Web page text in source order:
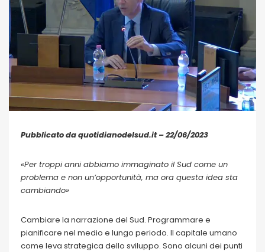
Pubblicato da quotidianodelsud.it – 22/06/2023
«Per troppi anni abbiamo immaginato il Sud come un
problema e non un’opportunità, ma ora questa idea sta
cambiando»
Cambiare la narrazione del Sud. Programmare e
pianificare nel medio e lungo periodo. Il capitale umano
come leva strategica dello sviluppo. Sono alcuni dei punti